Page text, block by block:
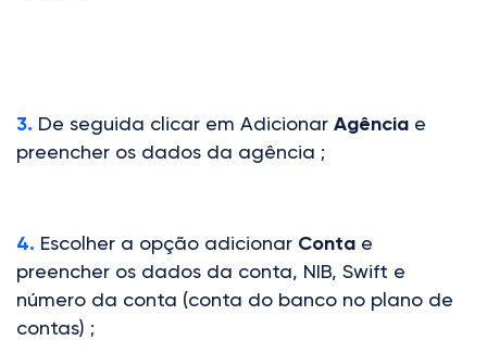
3. De seguida clicar em Adicionar Agência e
preencher os dados da agência ;
4. Escolher a opção adicionar Conta e
preencher os dados da conta, NIB, Swift e
número da conta (conta do banco no plano de
contas) ;